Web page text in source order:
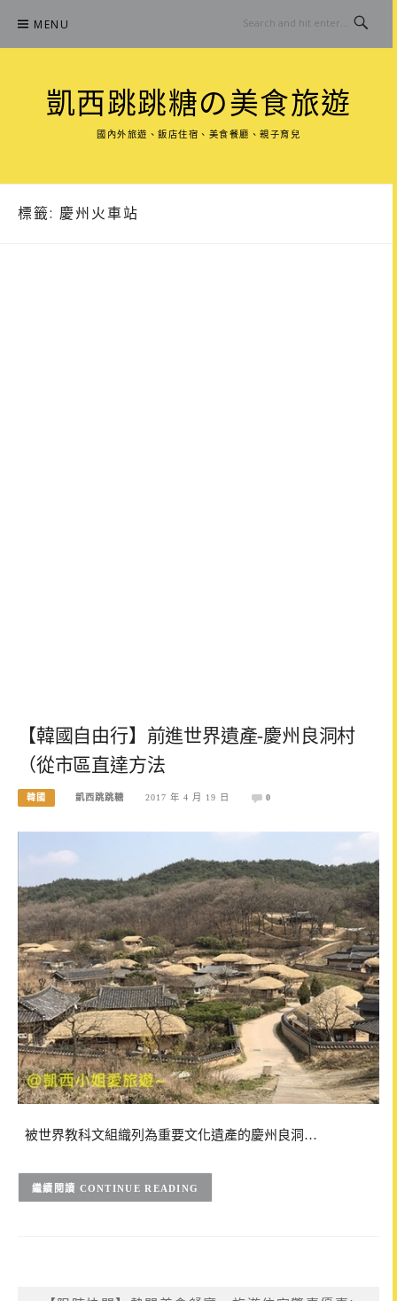
content
MENU
凱西跳跳糖の美食旅遊
國內外旅遊、飯店住宿、美食餐廳、親子育兒
標籤: 慶州火車站
【韓國自由行】前進世界遺產-慶州良洞村
（從市區直達方法
韓國 凱西跳跳糖 2017 年 4 月 19 日 0
被世界教科文組織列為重要文化遺產的慶州良洞…
CONTINUE READING